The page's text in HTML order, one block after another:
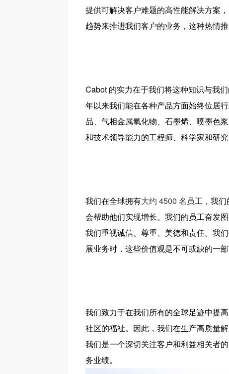
提供可解决客户难题的高性能解决方案
趋势来推进我们客户的业务，这种热情
Cabot 的实力在于我们将这种知识与我
年以来我们能在各种产品方面始终位居
品、气相金属氧化物、石墨烯、喷墨色
和技术领导能力的工程师、科学家和研
我们在全球拥有大约 4500 名员工， 我们
会帮助他们实现增长。我们的员工奋发
我们重视诚信、尊重、美德和责任。我
展业务时，这些价值观是不可或缺的一部
我们致力于在我们所有的全球足迹中提
社区的福祉。因此，我们在生产高质量
我们是一个深切关注客户和利益相关者
务业绩。